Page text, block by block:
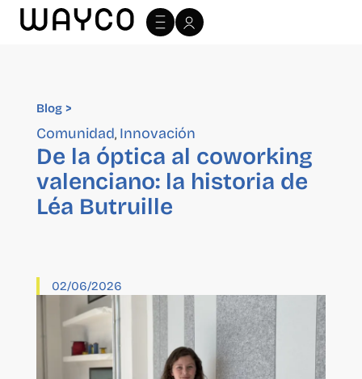
Blog >
Comunidad, Innovación
De la óptica al coworking
valenciano: la historia de
Léa Butruille
02/06/2026